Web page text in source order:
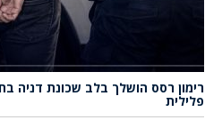
רימון רסס הושלך בלב שכונת דניה
פלילית